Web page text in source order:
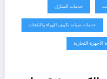
خدمات المنازل
خدمات صيانة تكييف الهواء والثلجات
الأجهزة التجارية